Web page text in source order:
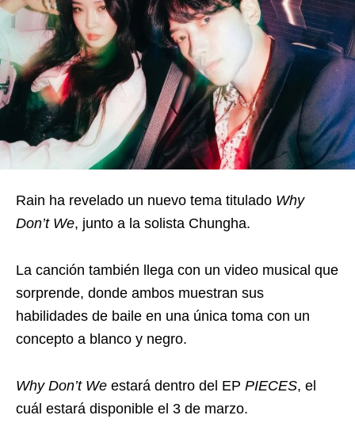
Rain ha revelado un nuevo tema titulado Why
Don’t We, junto a la solista Chungha.
La canción también llega con un video musical que
sorprende, donde ambos muestran sus
habilidades de baile en una única toma con un
concepto a blanco y negro.
Why Don’t We estará dentro del EP PIECES, el
cuál estará disponible el 3 de marzo.